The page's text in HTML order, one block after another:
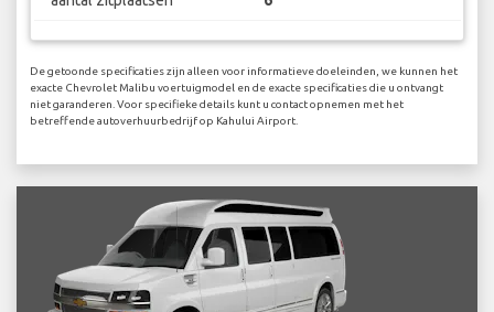
De getoonde specificaties zijn alleen voor informatieve doeleinden, we kunnen het
exacte Chevrolet Malibu voertuigmodel en de exacte specificaties die u ontvangt
niet garanderen. Voor specifieke details kunt u contact opnemen met het
betreffende autoverhuurbedrijf op Kahului Airport.